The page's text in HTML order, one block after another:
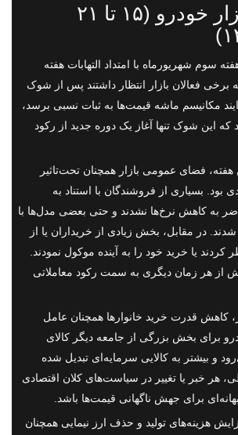
پیش بینی بازار خودرو (۱۵ تا ۲۱
سوم شهریورماه با امتداد التهابات هفته
فعالان بازار انتظار داشتند پس از شوک
مکانیسم ماشه قیمت‌ها به ثبات نسبی برسد،
که این شوک تنها آغاز یک دوره جدید از رکود
فضای عمومی بازار همچنان تحت‌تاثیر
بسیاری از فروشندگان با استناد به
به کاهش نرخ‌ها نشدند و حتی بعضی مدل‌ها با
در مقابل، بخش زیادی از خریداران یا از
یا خرید خود را به آینده موکول نمودند.
از هر زمان دیگری به سمت رکود معاملاتی
کاهش قدرت خرید خانوارها همچنان عامل
بخش بزرگی از جامعه دیگر کالای
بیشتر به کالایی سرمایه‌ای تبدیل شده
خبر یا تغییر در سیاست‌های کلان اقتصادی
برای جهش ناگهانی قیمت‌ها باشد.
هزینه‌های تولید و حذف ارز نیمایی همچنان